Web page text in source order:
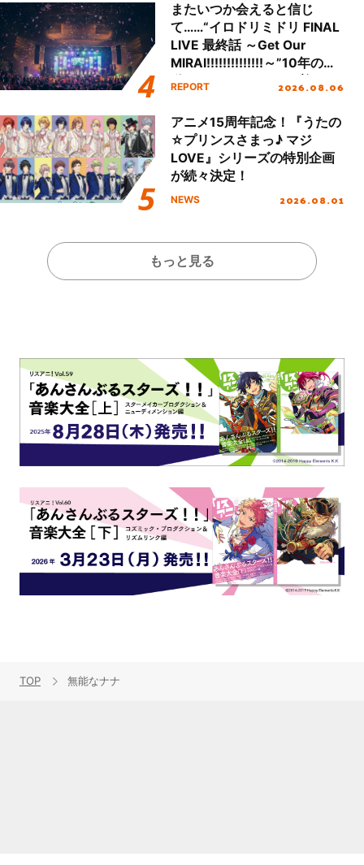
またいつか会えると信じ
て……“イロドリミドリ FINAL
LIVE 最終話 ～Get Our
MIRAI!!!!!!!!!!!!!!～”10年の活
動を経てファイナルを迎える
REPORT 2026.08.06
アニメ15周年記念！『うたの
☆プリンスさまっ♪ マジ
LOVE』シリーズの特別企画
が続々決定！
NEWS 2026.08.01
もっと見る
TOP 無能なナナ